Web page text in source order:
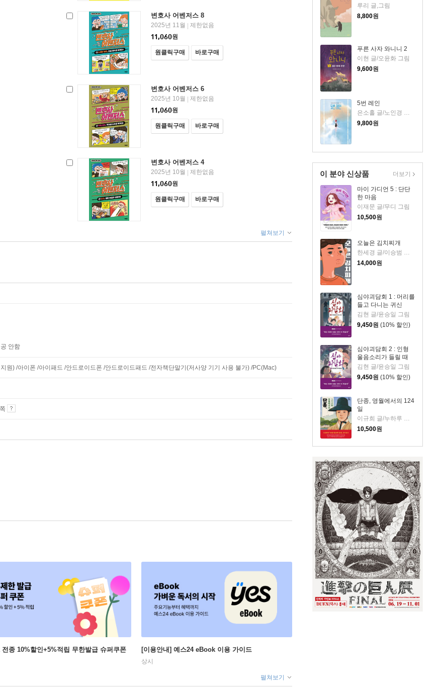
루리 글,그림
8,800원
푸른 사자 와니니 2
이현 글/오윤화 그림
9,600원
5번 레인
은소홀 글/노인경 그림
9,800원
이 분야 신상품
마이 가디언 5 : 단단
한 마음
이재문 글/무디 그림
10,500원
오늘은 김치찌개
한세경 글/이승범 그림
14,000원
심야괴담회 1 : 머리를
들고 다니는 귀신
김현 글/윤승일 그림
9,450원 (10% 할인)
심야괴담회 2 : 인형
울음소리가 들릴 때
김현 글/윤승일 그림
9,450원 (10% 할인)
단종, 영월에서의 124
일
이규희 글/누하루 그림
10,500원
더보기
변호사 어벤저스 8
2025년 11월 | 제한없음
11,060원
원클릭구매 바로구매
변호사 어벤저스 6
2025년 10월 | 제한없음
11,060원
원클릭구매 바로구매
변호사 어벤저스 4
2025년 10월 | 제한없음
11,060원
원클릭구매 바로구매
펼쳐보기
안함
원) /아이폰 /아이패드 /안드로이드폰 /안드로이드패드 /전자책단말기(저사양 기기 사용 불가) /PC(Mac)
종 10%할인+5%적립 무한발급 슈퍼쿠폰 [이용안내] 예스24 eBook 이용 가이드
상시
펼쳐보기